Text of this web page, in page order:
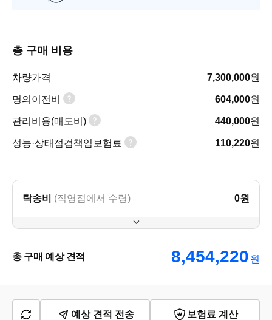
총 구매 비용
차량가격 7,300,000원
명의이전비 604,000원
관리비용(매도비) 440,000원
성능·상태점검책임보험료 110,220원
탁송비 (직영점에서 수령) 0원
총 구매 예상 견적 8,454,220 원
예상 견적 전송 보험료 계산